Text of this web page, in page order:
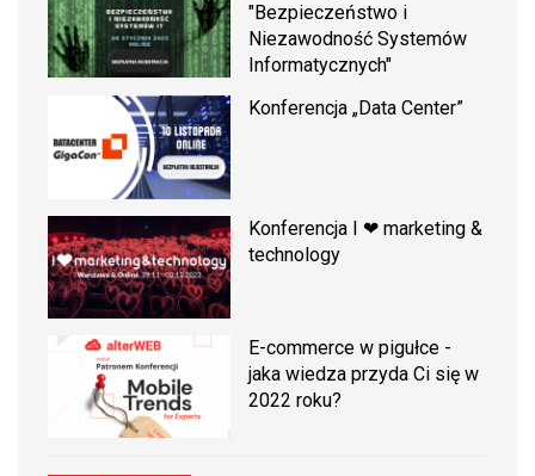
"Bezpieczeństwo i
Niezawodność Systemów
Informatycznych"
Konferencja „Data Center”
Konferencja I ❤ marketing &
technology
E-commerce w pigułce -
jaka wiedza przyda Ci się w
2022 roku?